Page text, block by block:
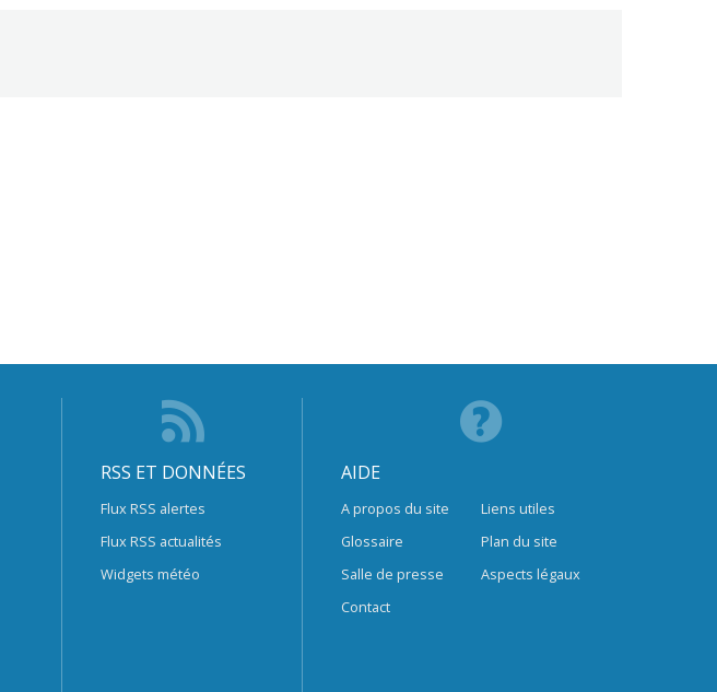
RSS ET DONNÉES
Flux RSS alertes
Flux RSS actualités
Widgets météo
AIDE
A propos du site
Glossaire
Salle de presse
Contact
Liens utiles
Plan du site
Aspects légaux